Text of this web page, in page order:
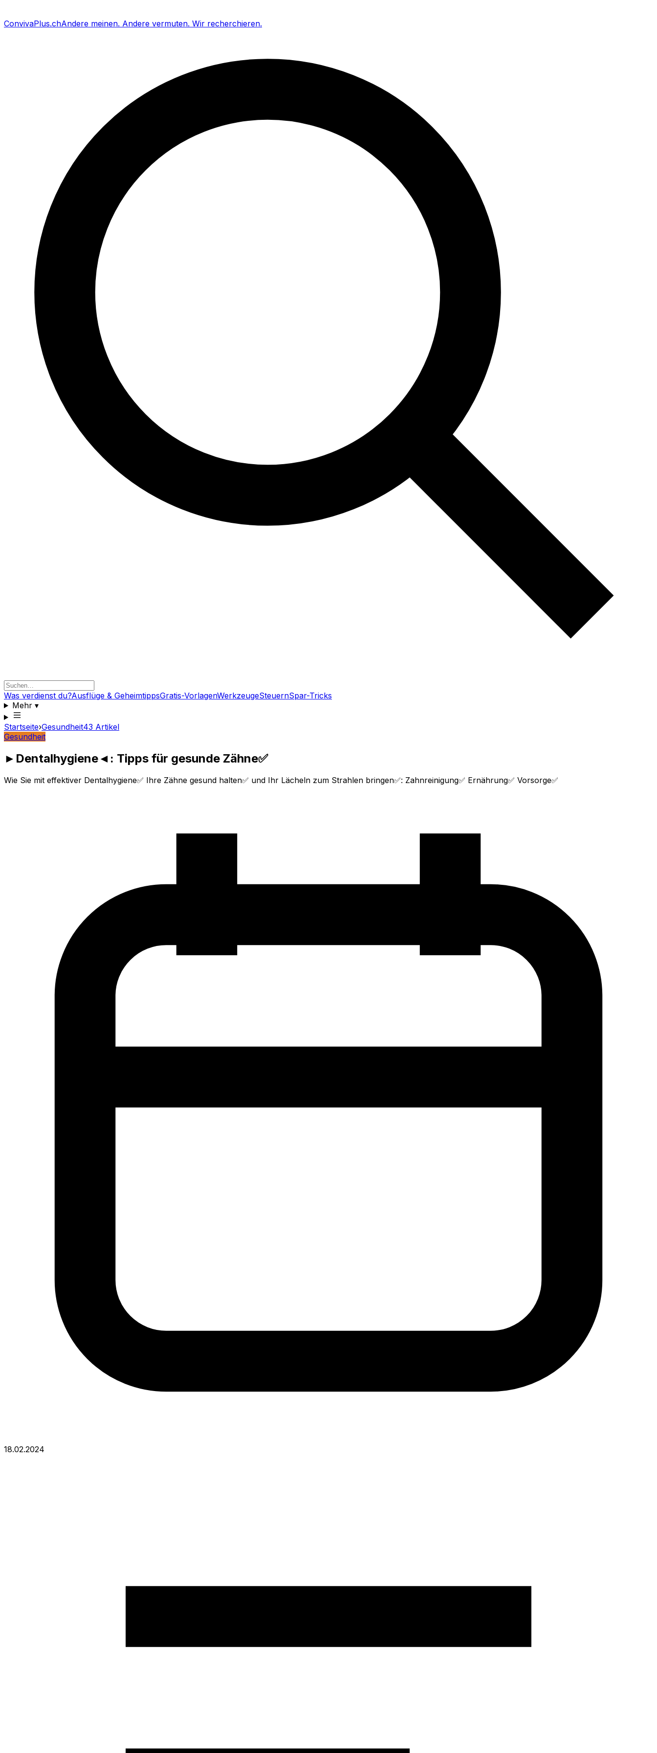
ConvivaPlus.chAndere meinen. Andere vermuten. Wir recherchieren.
Was verdienst du?Ausflüge & GeheimtippsGratis-VorlagenWerkzeugeSteuernSpar-Tricks
Mehr▾
Startseite›Gesundheit43 Artikel
Gesundheit
►Dentalhygiene◄: Tipps für gesunde Zähne✅
Wie Sie mit effektiver Dentalhygiene✅ Ihre Zähne gesund halten✅ und Ihr Lächeln zum Strahlen bringen✅: Zahnreinigung✅ Ernährung✅ Vorsorge✅
18.02.2024